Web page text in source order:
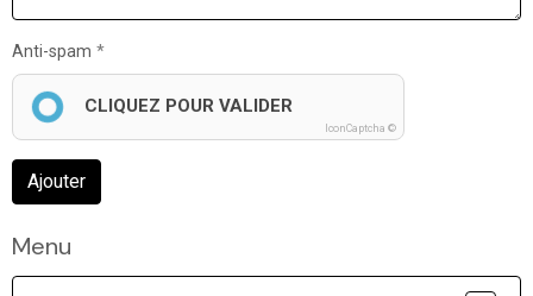
Anti-spam
CLIQUEZ POUR VALIDER
IconCaptcha ©
Ajouter
Menu